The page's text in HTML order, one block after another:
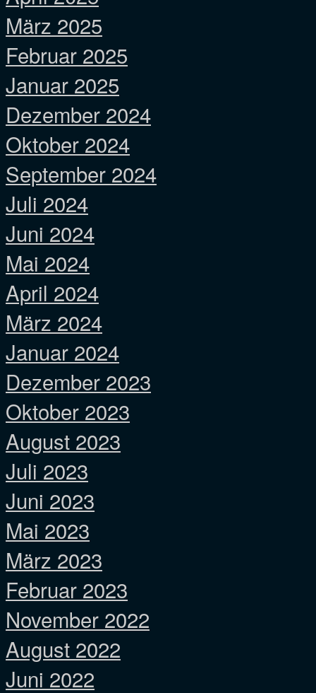
März 2025
Februar 2025
Januar 2025
Dezember 2024
Oktober 2024
September 2024
Juli 2024
Juni 2024
Mai 2024
April 2024
März 2024
Januar 2024
Dezember 2023
Oktober 2023
August 2023
Juli 2023
Juni 2023
Mai 2023
März 2023
Februar 2023
November 2022
August 2022
Juni 2022